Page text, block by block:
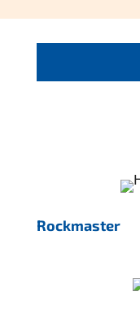
Rockmaster